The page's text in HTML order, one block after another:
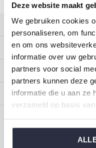
Deze website maakt
We gebruiken cookies
personaliseren, om
en om ons
informatie over uw
partners voor social
partners kunnen deze
informatie die u aan ze
verzameld op basis
Customer service
My account
Categories
About us
CALL US